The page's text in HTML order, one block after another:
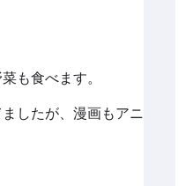
も食べます。
したが、漫画もアニ